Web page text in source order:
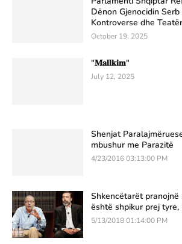
Dënon Gjenocidin
Kontroverse dhe
October 19, 2025
"𝐌𝐚𝐥𝐥𝐤𝐢𝐦"
July 12, 2025
Shenjat
mbushur me Parazitë
4/23/2016 03:13:00 PM
Shkencëtarët pranojnë
është shpikur prej tyre,
5/13/2018 01:14:00 PM